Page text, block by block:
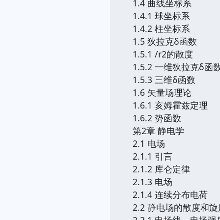
1.4 曲线坐标系
1.4.1 球坐标系
1.4.2 柱坐标系
1.5 狄拉克δ函数
1.5.1 /r2的散度
1.5.2 一维狄拉克δ函
1.5.3 三维δ函数
1.6 矢量场理论
1.6.1 亥姆霍兹定理
1.6.2 势函数
第2章 静电学
2.1 电场
2.1.1 引言
2.1.2 库仑定律
2.1.3 电场
2.1.4 连续分布电荷
2.2 静电场的散度和